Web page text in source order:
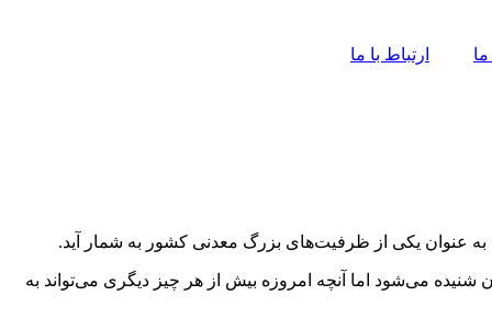
ارتباط با ما
می‌شود اما آنچه امروزه بیش از هر چیز دیگری می‌تواند به